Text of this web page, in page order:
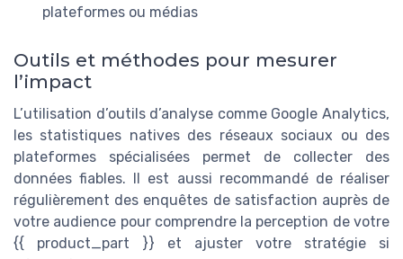
plateformes ou médias
Outils et méthodes pour mesurer
l’impact
L’utilisation d’outils d’analyse comme Google Analytics,
les statistiques natives des réseaux sociaux ou des
plateformes spécialisées permet de collecter des
données fiables. Il est aussi recommandé de réaliser
régulièrement des enquêtes de satisfaction auprès de
votre audience pour comprendre la perception de votre
{{ product_part }} et ajuster votre stratégie si